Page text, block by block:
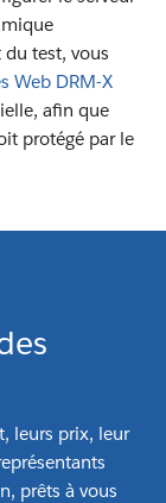
du test, vous
Web DRM-X
afin que
protégé par le
leurs prix, leur
prêts à vous